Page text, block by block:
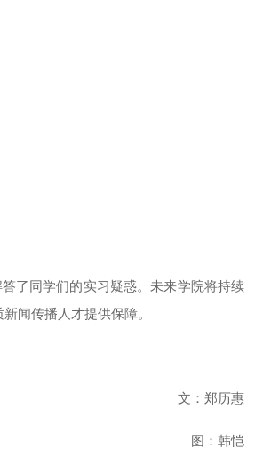
答了同学们的实习疑惑。未来学院将持续
新闻传播人才提供保障。
文：郑历惠
图：韩恺